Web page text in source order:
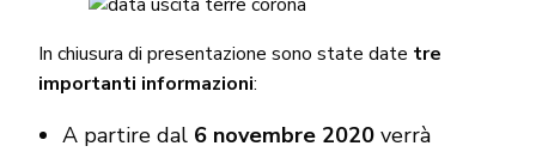
In chiusura di presentazione sono state date tre
importanti informazioni:
A partire dal 6 novembre 2020verrà